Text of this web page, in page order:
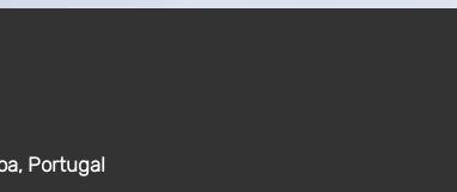
Portugal